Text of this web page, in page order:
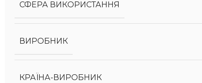
СФЕРА ВИКОРИСТАННЯ
ВИРОБНИК
КРАЇНА-ВИРОБНИК